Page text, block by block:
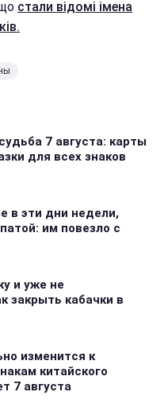
стали відомі імена
7 августа: карты
для всех знаков
в эти дни недели,
им повезло с
и уже не
закрыть кабачки в
изменится к
китайского
7 августа